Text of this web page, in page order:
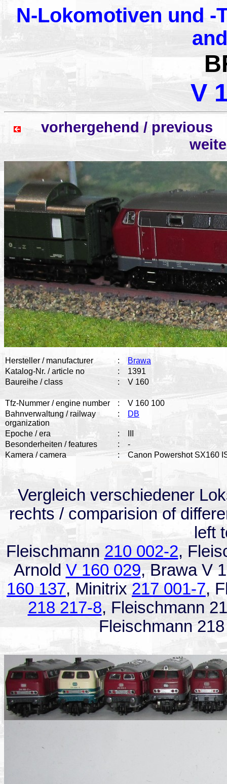
N-Lokomotiven und -
V
vorhergehend /
Hersteller / manufacturer :
Brawa
Katalog-Nr. / article no
:
1391
Baureihe / class
: V 160
Tfz-Nummer / engine number :
V 160 100
Bahnverwaltung / railway
organization
: DB
Epoche / era :
Besonderheiten / features
:
-
Kamera / camera
: Canon Powershot SX160
Vergleich verschiedener
rechts / comparision of
left
Fleischmann 210 002-2,
Arnold V 160 029, Brawa V
160 137, Minitrix 217 001-7,
218 217-8, Fleischmann
Fleischmann